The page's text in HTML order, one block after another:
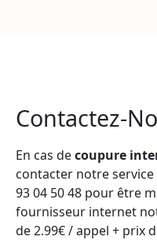
Contactez-
En cas decoupure
contacter notre
93 04 50 48 pour être
fournisseur internet
de 2.99€ / appel + prix